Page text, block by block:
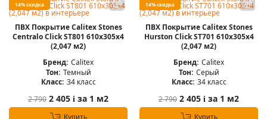
14% скидка
ПВХ Покрытие Calitex Stones
Centralo Click ST801 610x305x4
(2,047 м2)
Бренд: Calitex
Тон: Темный
Класс: 34 класс
2 790 2 405 i за 1 м2
Купить
14% скидка
ПВХ Покрытие Calitex Stones
Hurston Click ST701 610x305x4
(2,047 м2)
Бренд: Calitex
Тон: Серый
Класс: 34 класс
2 790 2 405 i за 1 м2
Купить